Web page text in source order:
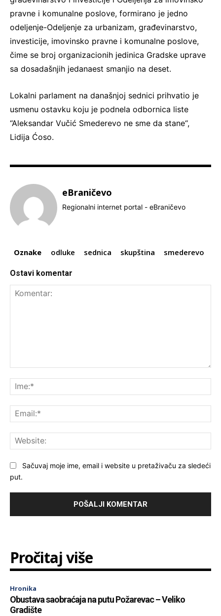
pravne i komunalne poslove, formirano je jedno
odeljenje-Odeljenje za urbanizam, građevinarstvo,
investicije, imovinsko pravne i komunalne poslove,
čime se broj organizacionih jedinica Gradske uprave
sa dosadašnjih jedanaest smanjio na deset.
Lokalni parlament na današnjoj sednici prihvatio je
usmenu ostavku koju je podnela odbornica liste
“Aleksandar Vučić Smederevo ne sme da stane“,
Lidija Ćoso.
eBraničevo
Regionalni internet portal - eBraničevo
Oznake odluke sednica skupština smederevo
Ostavi komentar
Sačuvaj moje ime, email i website u pretaživaču za sledeći
put.
Pročitaj više
Hronika
Obustava saobraćaja na putu Požarevac – Veliko
Gradište